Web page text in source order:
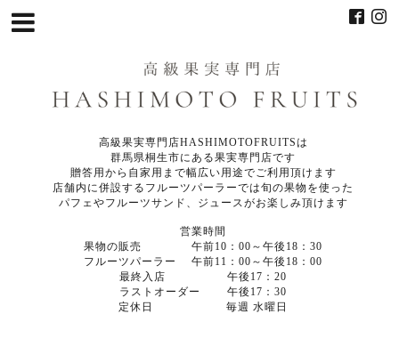
高級果実専門店HASHIMOTOFRUITSは
群馬県桐生市にある果実専門店です
贈答用から自家用まで幅広い用途でご利用頂けます
店舗内に併設するフルーツパーラーでは旬の果物を使った
パフェやフルーツサンド、ジュースがお楽しみ頂けます
営業時間
果物の販売 午前10：00～午後18：30
フルーツパーラー 午前11：00～午後18：00
最終入店 午後17：20
ラストオーダー 午後17：30
定休日 毎週 水曜日